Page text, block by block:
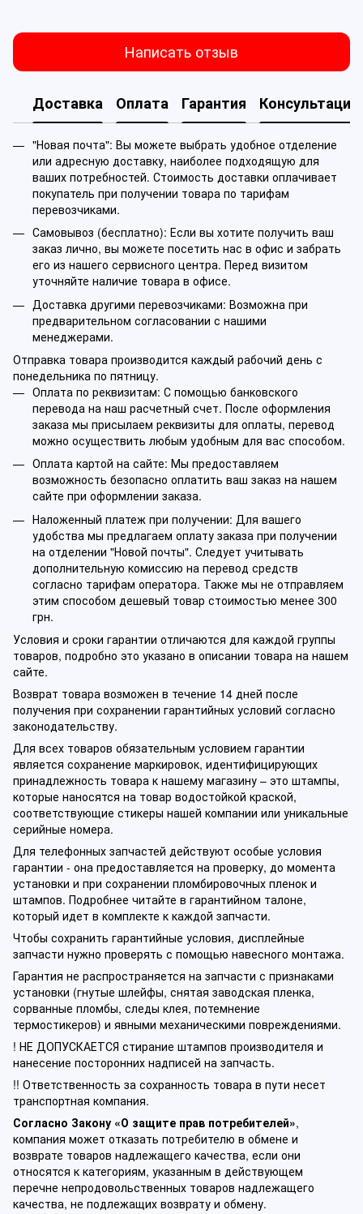
Написать отзыв
Доставка Оплата Гарантия Консультация
"Новая почта": Вы можете выбрать удобное отделение
или адресную доставку, наиболее подходящую для
ваших потребностей. Стоимость доставки оплачивает
покупатель при получении товара по тарифам
перевозчиками.
Самовывоз (бесплатно): Если вы хотите получить ваш
заказ лично, вы можете посетить нас в офис и забрать
его из нашего сервисного центра. Перед визитом
уточняйте наличие товара в офисе.
Доставка другими перевозчиками: Возможна при
предварительном согласовании с нашими
менеджерами.
Отправка товара производится каждый рабочий день с
понедельника по пятницу.
Оплата по реквизитам: С помощью банковского
перевода на наш расчетный счет. После оформления
заказа мы присылаем реквизиты для оплаты, перевод
можно осуществить любым удобным для вас способом.
Оплата картой на сайте: Мы предоставляем
возможность безопасно оплатить ваш заказ на нашем
сайте при оформлении заказа.
Наложенный платеж при получении: Для вашего
удобства мы предлагаем оплату заказа при получении
на отделении "Новой почты". Следует учитывать
дополнительную комиссию на перевод средств
согласно тарифам оператора. Также мы не отправляем
этим способом дешевый товар стоимостью менее 300
грн.
Условия и сроки гарантии отличаются для каждой группы
товаров, подробно это указано в описании товара на нашем
сайте.
Возврат товара возможен в течение 14 дней после
получения при сохранении гарантийных условий согласно
законодательству.
Для всех товаров обязательным условием гарантии
является сохранение маркировок, идентифицирующих
принадлежность товара к нашему магазину – это штампы,
которые наносятся на товар водостойкой краской,
соответствующие стикеры нашей компании или уникальные
серийные номера.
Для телефонных запчастей действуют особые условия
гарантии - она предоставляется на проверку, до момента
установки и при сохранении пломбировочных пленок и
штампов. Подробнее читайте в гарантийном талоне,
который идет в комплекте к каждой запчасти.
Чтобы сохранить гарантийные условия, дисплейные
запчасти нужно проверять с помощью навесного монтажа.
Гарантия не распространяется на запчасти с признаками
установки (гнутые шлейфы, снятая заводская пленка,
сорванные пломбы, следы клея, потемнение
термостикеров) и явными механическими повреждениями.
! НЕ ДОПУСКАЕТСЯ стирание штампов производителя и
нанесение посторонних надписей на запчасть.
!! Ответственность за сохранность товара в пути несет
транспортная компания.
Согласно Закону «О защите прав потребителей»,
компания может отказать потребителю в обмене и
возврате товаров надлежащего качества, если они
относятся к категориям, указанным в действующем
перечне непродовольственных товаров надлежащего
качества, не подлежащих возврату и обмену.